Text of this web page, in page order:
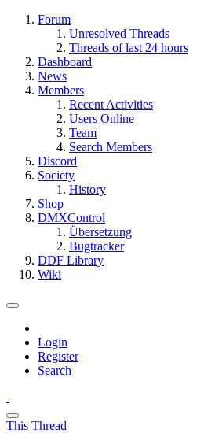
Forum
Unresolved Threads
Threads of last 24 hours
Dashboard
News
Members
Recent Activities
Users Online
Team
Search Members
Discord
Society
History
Shop
DMXControl
Übersetzung
Bugtracker
DDF Library
Wiki
Login
Register
Search
This Thread